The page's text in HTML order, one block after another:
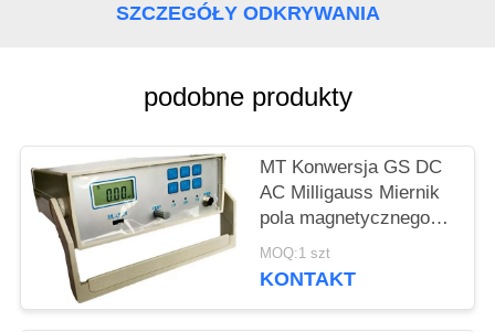
SITEMAPSZCZEGÓŁY ODKRYWANIA
podobne produkty
MT Konwersja GS DC
AC Milligauss Miernik
pola magnetycznego
Typ biurkowy Precyzja
HGS-20C
MOQ:1 szt
KONTAKT